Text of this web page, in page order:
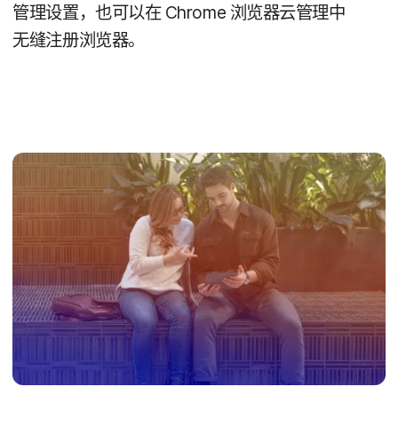
管理​设置，​也​可以​在Chrome 浏览器​云​管理​中​
无缝注册​浏​览器。